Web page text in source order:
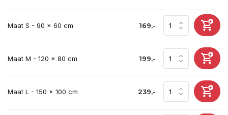
Maat S - 90 x 60 cm 169,-
Maat M - 120 x 80 cm 199,-
Maat L - 150 x 100 cm 239,-